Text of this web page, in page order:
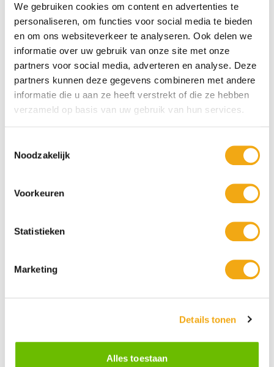
We gebruiken cookies om content en advertenties te
personaliseren, om functies voor social media te bieden
en om ons websiteverkeer te analyseren. Ook delen we
informatie over uw gebruik van onze site met onze
partners voor social media, adverteren en analyse. Deze
partners kunnen deze gegevens combineren met andere
informatie die u aan ze heeft verstrekt of die ze hebben
verzameld op basis van uw gebruik van hun services.
Noodzakelijk
Voorkeuren
Statistieken
Marketing
Details tonen
Alles toestaan
Een zonsondergang schilderij brengt warmte, ontspanning en een
gevoel van ruimte in woonkamers, slaapkamers, kantoren, hotels,
restaurants en wellnessruimtes. Dankzij de rijke kleuren en
harmonieuze composities vormen deze kunstwerken een stijlvolle
blikvanger die iedere ruimte verrijkt met een serene en luxe sfeer.
vindt u zorgvuldig geselecteerde
Zonsondergang Schilderijenvan talentvolle kunstenaars uit
binnen- en buitenland. Elk kunstwerk is gekozen op kwaliteit,
verrijkt met de tijdloze schoonheid, warmte en magie van een
zonsondergang.